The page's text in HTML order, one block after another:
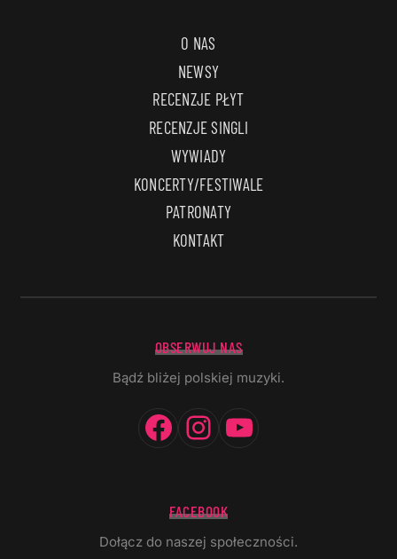
O NAS
NEWSY
RECENZJE PŁYT
RECENZJE SINGLI
WYWIADY
KONCERTY/FESTIWALE
PATRONATY
KONTAKT
OBSERWUJ NAS
Bądź bliżej polskiej muzyki.
Facebook
Instagram
FACEBOOK
Dołącz do naszej społeczności.